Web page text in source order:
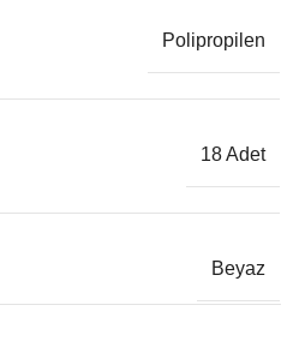
Polipropilen
18 Adet
Beyaz